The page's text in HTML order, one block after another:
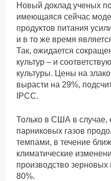
Новый доклад ученых
имеющаяся сейчас
продуктов питания
и в то же время
Так, ожидается
культур – и
культуры. Цены на
вырасти на 29%,
IPCC.
Только в США в случае,
парниковых газов
темпами, в течение
климатические
производство зерновых
80%.